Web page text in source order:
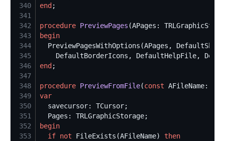
340
end
341
342
procedure PreviewPages
343
begin
344
345
346
end
347
348
procedure PreviewFromFile(const AFileName:
349
var
350
351
352
begin
353
if not FileExists(AFileName) then